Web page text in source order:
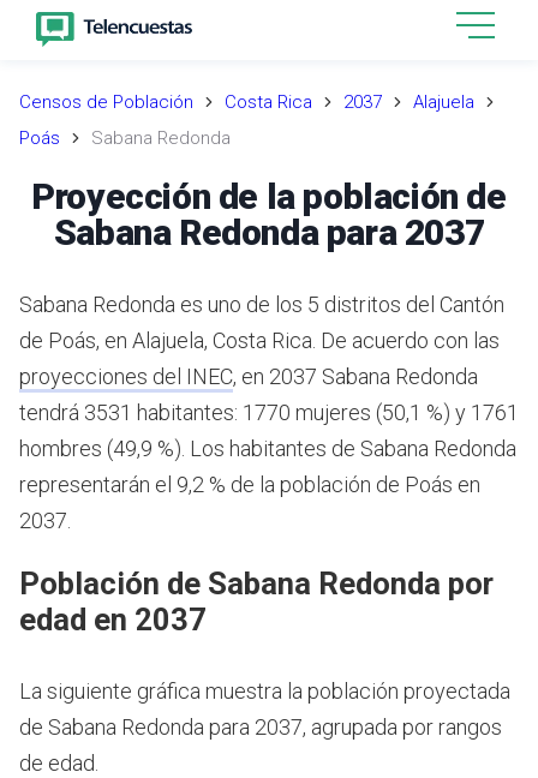
Censos de Población Costa Rica 2037
Alajuela
Poás
Sabana Redonda
Proyección de la población de
Sabana Redonda para 2037
Sabana Redonda es uno de los 5 distritos del Cantón
de Poás, en Alajuela, Costa Rica. De acuerdo con las
proyecciones del INEC, en 2037 Sabana Redonda
tendrá 3531 habitantes: 1770 mujeres (50,1 %) y 1761
hombres (49,9 %). Los habitantes de Sabana Redonda
representarán el 9,2 % de la población de Poás en
2037.
Población de Sabana Redonda por
edad en 2037
La siguiente gráfica muestra la población proyectada
de Sabana Redonda para 2037, agrupada por rangos
de edad.